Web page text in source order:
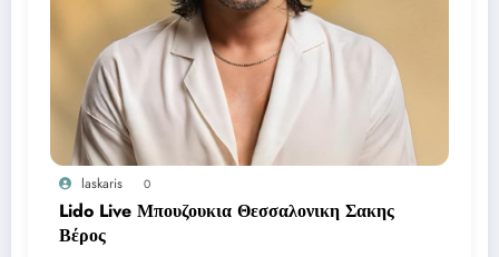
laskaris 0
Lido Live Μπουζουκια Θεσσαλονικη Σακης
Βέρος